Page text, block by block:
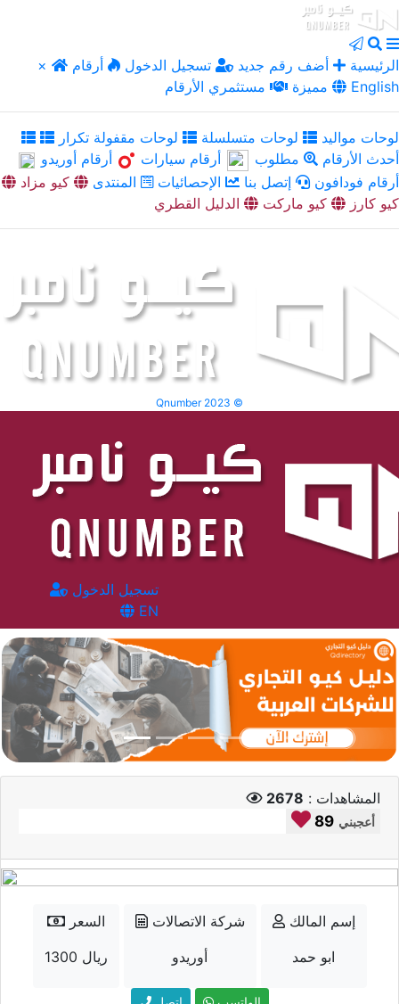
× الرئيسية أضف رقم جديد تسجيل الدخول
أرقام
مميزة
مستثمري الأرقام English
لوحات مواليد لوحات متسلسلة
لوحات مقفولة تكرار
أحدث الأرقام
مطلوب أرقام سيارات
أرقام أوريدو
أرقام فودافون
إتصل بنا الإحصائيات المنتدى
كيو مزاد
كيو كارز
كيو ماركت الدليل القطري
Qnumber 2023 ©
تسجيل الدخول
EN
المشاهدات : 2678
89 أعجبني
السعر
1300 ريال
شركة الاتصالات
أوريدو
إسم المالك
ابو حمد